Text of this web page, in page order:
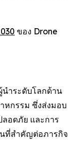
ของ Drone
นำระดับโลกด้าน
หกรรม ซึ่งส่งมอบ
อดภัย และการ
ที่สำคัญต่อภารกิจ